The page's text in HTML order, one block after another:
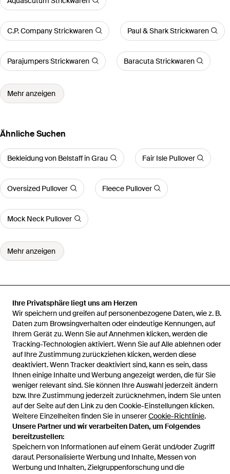
Ihre Privatsphäre liegt uns am Herzen
Wir speichern und greifen auf personenbezogene Daten, wie z. B.
Daten zum Browsingverhalten oder eindeutige Kennungen, auf
Ihrem Gerät zu. Wenn Sie auf Annehmen klicken, werden die
Tracking-Technologien aktiviert. Wenn Sie auf Alle ablehnen oder
auf Ihre Zustimmung zurückziehen klicken, werden diese
deaktiviert. Wenn Tracker deaktiviert sind, kann es sein, dass
Ihnen einige Inhalte und Werbung angezeigt werden, die für Sie
weniger relevant sind. Sie können Ihre Auswahl jederzeit ändern
bzw. Ihre Zustimmung jederzeit zurücknehmen, indem Sie unten
auf der Seite auf den Link zu den Cookie-Einstellungen klicken.
Weitere Einzelheiten finden Sie in unsererCookie-Richtlinie.
Unsere Partner und wir verarbeiten Daten, um Folgendes
bereitzustellen:
Speichern von Informationen auf einem Gerät und/oder Zugriff
darauf. Personalisierte Werbung und Inhalte, Messen von
Werbung und Inhalten, Zielgruppenforschung und die
C.P. Company Strickwaren Paul & Shark Strickwaren
Parajumpers Strickwaren Baracuta Strickwaren
Mehr anzeigen
Ähnliche Suchen
Bekleidung von Belstaff in Grau Fair Isle Pullover
Oversized Pullover Fleece Pullover
Mock Neck Pullover
Mehr anzeigen
Startseite Herren Strickwaren Belstaff Strickwaren
Pullover
Hilfe und Informationen